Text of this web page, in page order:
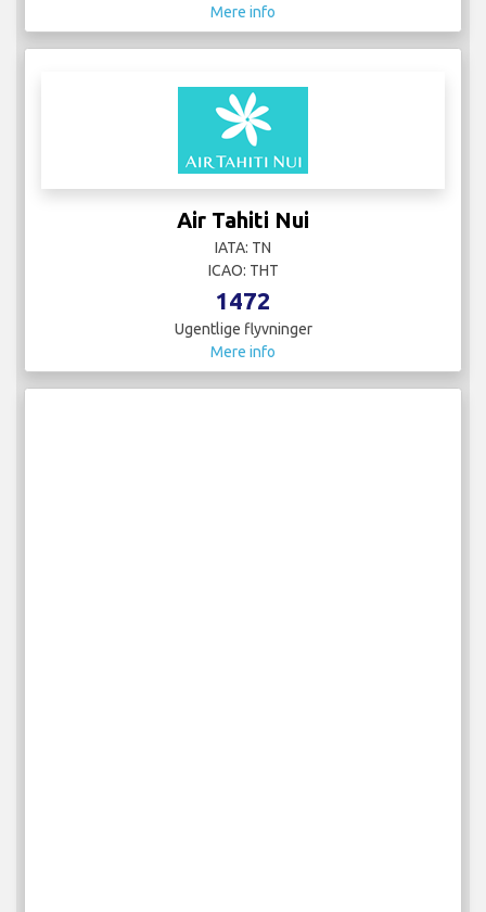
Mere info
Air Tahiti Nui
IATA: TN
ICAO: THT
1472
Ugentlige flyvninger
Mere info